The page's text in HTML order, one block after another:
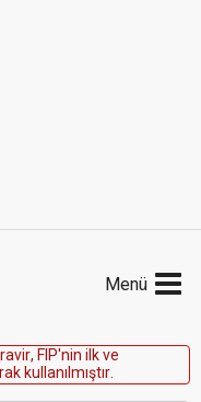
Menü
ravir, F P'nin i kve
rak ku anı mıştır